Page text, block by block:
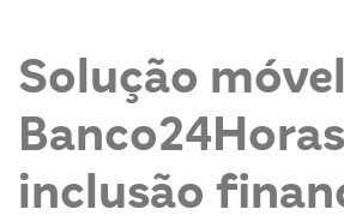
Solução
inclusão